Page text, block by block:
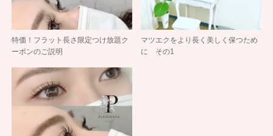
特価！フラット長さ限定つけ放題ク
ーポンのご説明
マツエクをより長く美しく保つため
に その1